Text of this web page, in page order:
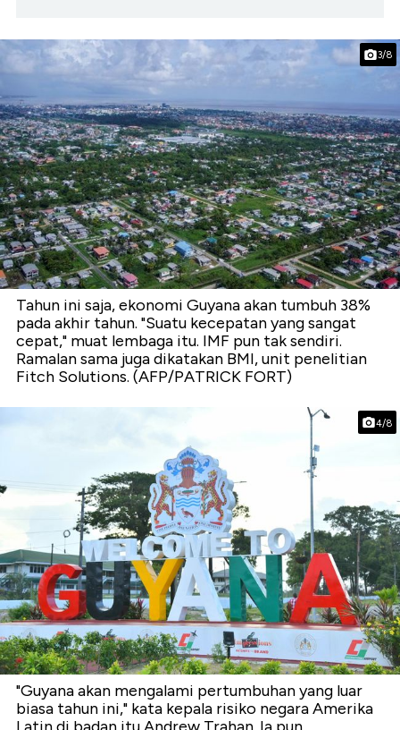
3/8
Tahun ini saja, ekonomi Guyana akan tumbuh 38%
pada akhir tahun. "Suatu kecepatan yang sangat
cepat," muat lembaga itu. IMF pun tak sendiri.
Ramalan sama juga dikatakan BMI, unit penelitian
Fitch Solutions. (AFP/PATRICK FORT)
4/8
"Guyana akan mengalami pertumbuhan yang luar
biasa tahun ini," kata kepala risiko negara Amerika
Latin di badan itu Andrew Trahan. Ia pun